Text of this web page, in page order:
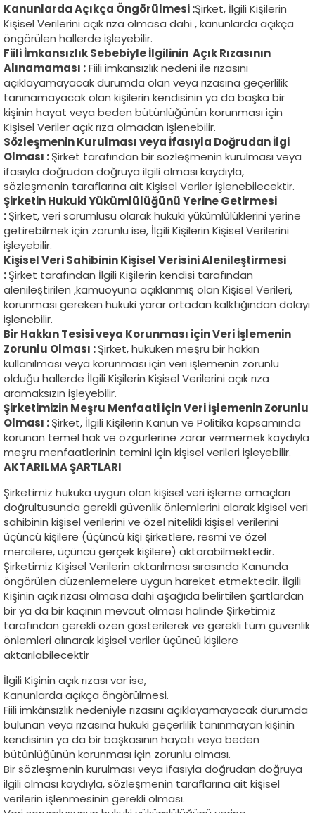
Kanunlarda Açıkça Öngörülmesi :Şirket, İlgili Kişilerin
Kişisel Verilerini açık rıza olmasa dahi , kanunlarda açıkça
öngörülen hallerde işleyebilir.
Fiili İmkansızlık Sebebiyle İlgilinin Açık Rızasının
Alınamaması :Fiili imkansızlık nedeni ile rızasını
açıklayamayacak durumda olan veya rızasına geçerlilik
tanınamayacak olan kişilerin kendisinin ya da başka bir
kişinin hayat veya beden bütünlüğünün korunması için
Kişisel Veriler açık rıza olmadan işlenebilir.
Sözleşmenin Kurulması veya İfasıyla Doğrudan İlgi
Olması :Şirket tarafından bir sözleşmenin kurulması veya
ifasıyla doğrudan doğruya ilgili olması kaydıyla,
sözleşmenin taraflarına ait Kişisel Veriler işlenebilecektir.
Şirketin Hukuki Yükümlülüğünü Yerine Getirmesi
:Şirket, veri sorumlusu olarak hukuki yükümlülüklerini yerine
getirebilmek için zorunlu ise, İlgili Kişilerin Kişisel Verilerini
işleyebilir.
Kişisel Veri Sahibinin Kişisel Verisini Alenileştirmesi
:Şirket tarafından İlgili Kişilerin kendisi tarafından
alenileştirilen ,kamuoyuna açıklanmış olan Kişisel Verileri,
korunması gereken hukuki yarar ortadan kalktığından dolayı
işlenebilir.
Bir Hakkın Tesisi veya Korunması için Veri İşlemenin
Zorunlu Olması :Şirket, hukuken meşru bir hakkın
kullanılması veya korunması için veri işlemenin zorunlu
olduğu hallerde İlgili Kişilerin Kişisel Verilerini açık rıza
aramaksızın işleyebilir.
Şirketimizin Meşru Menfaati için Veri İşlemenin Zorunlu
Olması :Şirket, İlgili Kişilerin Kanun ve Politika kapsamında
korunan temel hak ve özgürlerine zarar vermemek kaydıyla
meşru menfaatlerinin temini için kişisel verileri işleyebilir.
AKTARILMA ŞARTLARI
Şirketimiz hukuka uygun olan kişisel veri işleme amaçları
doğrultusunda gerekli güvenlik önlemlerini alarak kişisel veri
sahibinin kişisel verilerini ve özel nitelikli kişisel verilerini
üçüncü kişilere (üçüncü kişi şirketlere, resmi ve özel
mercilere, üçüncü gerçek kişilere) aktarabilmektedir.
Şirketimiz Kişisel Verilerin aktarılması sırasında Kanunda
öngörülen düzenlemelere uygun hareket etmektedir. İlgili
Kişinin açık rızası olmasa dahi aşağıda belirtilen şartlardan
bir ya da bir kaçının mevcut olması halinde Şirketimiz
tarafından gerekli özen gösterilerek ve gerekli tüm güvenlik
önlemleri alınarak kişisel veriler üçüncü kişilere
aktarılabilecektir
İlgili Kişinin açık rızası var ise,
Kanunlarda açıkça öngörülmesi.
Fiili imkânsızlık nedeniyle rızasını açıklayamayacak durumda
bulunan veya rızasına hukuki geçerlilik tanınmayan kişinin
kendisinin ya da bir başkasının hayatı veya beden
bütünlüğünün korunması için zorunlu olması.
Bir sözleşmenin kurulması veya ifasıyla doğrudan doğruya
ilgili olması kaydıyla, sözleşmenin taraflarına ait kişisel
verilerin işlenmesinin gerekli olması.